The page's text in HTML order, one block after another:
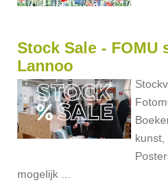
Stock Sale - FOMU
Lannoo
mogelijk ...